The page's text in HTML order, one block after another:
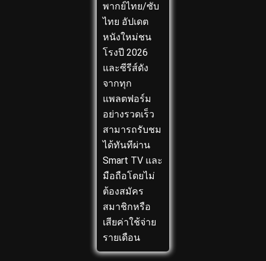
พากย์ไทย/ซับ
ไทย อัปเดต
หนังใหม่ชน
โรงปี 2026
และซีรีส์ดัง
จากทุก
แพลตฟอร์ม
อย่างรวดเร็ว
สามารถรับชม
ได้ทันทีผ่าน
Smart TV และ
มือถือโดยไม่
ต้องสมัคร
สมาชิกหรือ
เสียค่าใช้จ่าย
รายเดือน